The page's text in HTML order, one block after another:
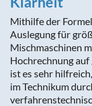
Mithilfe der
Auslegung für
Mischmaschinen
Hochrechnung
ist es sehr
im Technikum